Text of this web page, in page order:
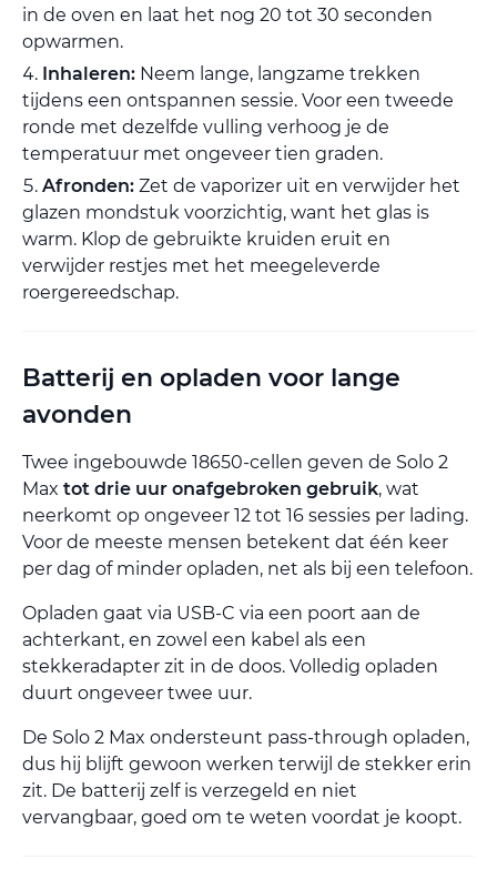
in de oven en laat het nog 20 tot 30 seconden
opwarmen.
Inhaleren: Neem lange, langzame trekken
tijdens een ontspannen sessie. Voor een tweede
ronde met dezelfde vulling verhoog je de
temperatuur met ongeveer tien graden.
Afronden: Zet de vaporizer uit en verwijder het
glazen mondstuk voorzichtig, want het glas is
warm. Klop de gebruikte kruiden eruit en
verwijder restjes met het meegeleverde
roergereedschap.
Batterij en opladen voor lange
avonden
Twee ingebouwde 18650-cellen geven de Solo 2
Max tot drie uur onafgebroken gebruik, wat
neerkomt op ongeveer 12 tot 16 sessies per lading.
Voor de meeste mensen betekent dat één keer
per dag of minder opladen, net als bij een telefoon.
Opladen gaat via USB-C via een poort aan de
achterkant, en zowel een kabel als een
stekkeradapter zit in de doos. Volledig opladen
duurt ongeveer twee uur.
De Solo 2 Max ondersteunt pass-through opladen,
dus hij blijft gewoon werken terwijl de stekker erin
zit. De batterij zelf is verzegeld en niet
vervangbaar, goed om te weten voordat je koopt.